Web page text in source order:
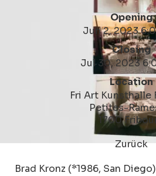
Opening
Jun 2, 2023
Closing
Jul 30, 2023
Location
Fri Art Kunsthalle
Petites-
1700
Zurück
Brad Kronz (*1986, San